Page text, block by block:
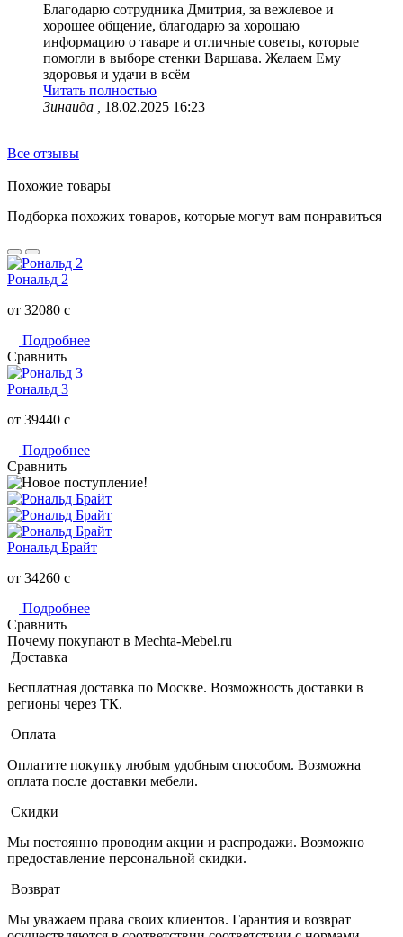
Благодарю сотрудника Дмитрия, за вежлевое и
хорошее общение, благодарю за хорошаю
информацию о таваре и отличные советы, которые
помогли в выборе стенки Варшава. Желаем Ему
здоровья и удачи в всём
Читать полностью
Зинаида ,
18.02.2025 16:23
Все отзывы
Похожие товары
Подборка похожих товаров, которые могут вам понравиться
Рональд 2
от 32080 c
Подробнее
Сравнить
Рональд 3
от 39440 c
Подробнее
Сравнить
Рональд Брайт
от 34260 c
Подробнее
Сравнить
Почему покупают в Mechta-Mebel.ru
Доставка
Бесплатная доставка по Москве. Возможность доставки в
регионы через ТК.
Оплата
Оплатите покупку любым удобным способом. Возможна
оплата после доставки мебели.
Скидки
Мы постоянно проводим акции и распродажи. Возможно
предоставление персональной скидки.
Возврат
Мы уважаем права своих клиентов. Гарантия и возврат